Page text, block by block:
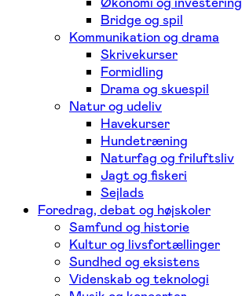
Bridge og spil
Kommunikation og drama
Skrivekurser
Formidling
Drama og skuespil
Natur og udeliv
Havekurser
Hundetræning
Naturfag og friluftsliv
Jagt og fiskeri
Sejlads
Foredrag, debat og højskoler
Samfund og historie
Kultur og livsfortællinger
Sundhed og eksistens
Videnskab og teknologi